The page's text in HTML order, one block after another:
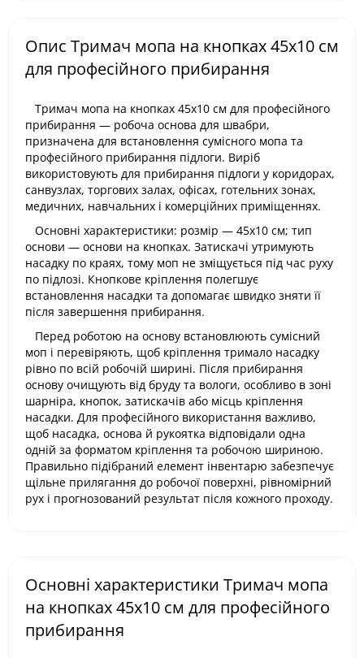
Опис Тримач мопа на кнопках 45x10 см
для професійного прибирання
Тримач мопа на кнопках 45x10 см для професійного
прибирання — робоча основа для швабри,
призначена для встановлення сумісного мопа та
професійного прибирання підлоги. Виріб
використовують для прибирання підлоги у коридорах,
санвузлах, торгових залах, офісах, готельних зонах,
медичних, навчальних і комерційних приміщеннях.
Основні характеристики: розмір — 45x10 см; тип
основи — основи на кнопках. Затискачі утримують
насадку по краях, тому моп не зміщується під час руху
по підлозі. Кнопкове кріплення полегшує
встановлення насадки та допомагає швидко зняти її
після завершення прибирання.
Перед роботою на основу встановлюють сумісний
моп і перевіряють, щоб кріплення тримало насадку
рівно по всій робочій ширині. Після прибирання
основу очищують від бруду та вологи, особливо в зоні
шарніра, кнопок, затискачів або місць кріплення
насадки. Для професійного використання важливо,
щоб насадка, основа й рукоятка відповідали одна
одній за форматом кріплення та робочою шириною.
Правильно підібраний елемент інвентарю забезпечує
щільне прилягання до робочої поверхні, рівномірний
рух і прогнозований результат після кожного проходу.
Основні характеристики Тримач мопа
на кнопках 45x10 см для професійного
прибирання